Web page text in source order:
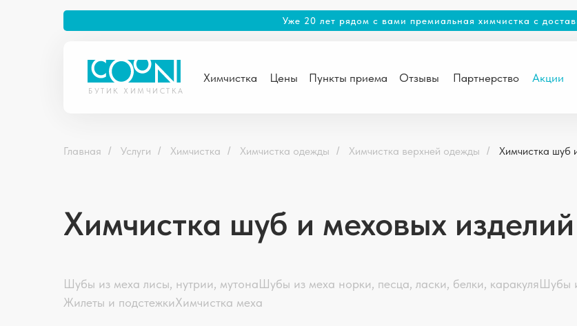
Цены Пункты приема Отзывы Партнерство Акции
БУТИК ХИМЧИСТКА
Уже 20 лет рядом с вами премиальная химчистка с
Химчистка
Главная / Услуги / Химчистка / Химчистка одежды / Химчистка верхней одежды / Химчистка шуб
Химчистка шуб и меховых изделий
Шубы из меха лисы, нутрии, мутонаШубы из меха норки, песца, ласки, белки, каракуляШубы
Жилеты и подстежкиХимчистка меха